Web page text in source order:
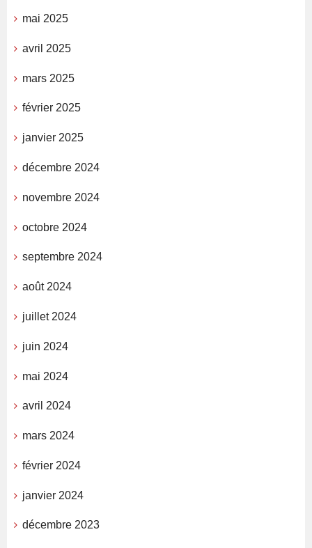
mai 2025
avril 2025
mars 2025
février 2025
janvier 2025
décembre 2024
novembre 2024
octobre 2024
septembre 2024
août 2024
juillet 2024
juin 2024
mai 2024
avril 2024
mars 2024
février 2024
janvier 2024
décembre 2023